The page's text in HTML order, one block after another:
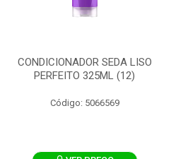
CONDICIONADOR SEDA LISO
PERFEITO 325ML (12)
Código: 5066569